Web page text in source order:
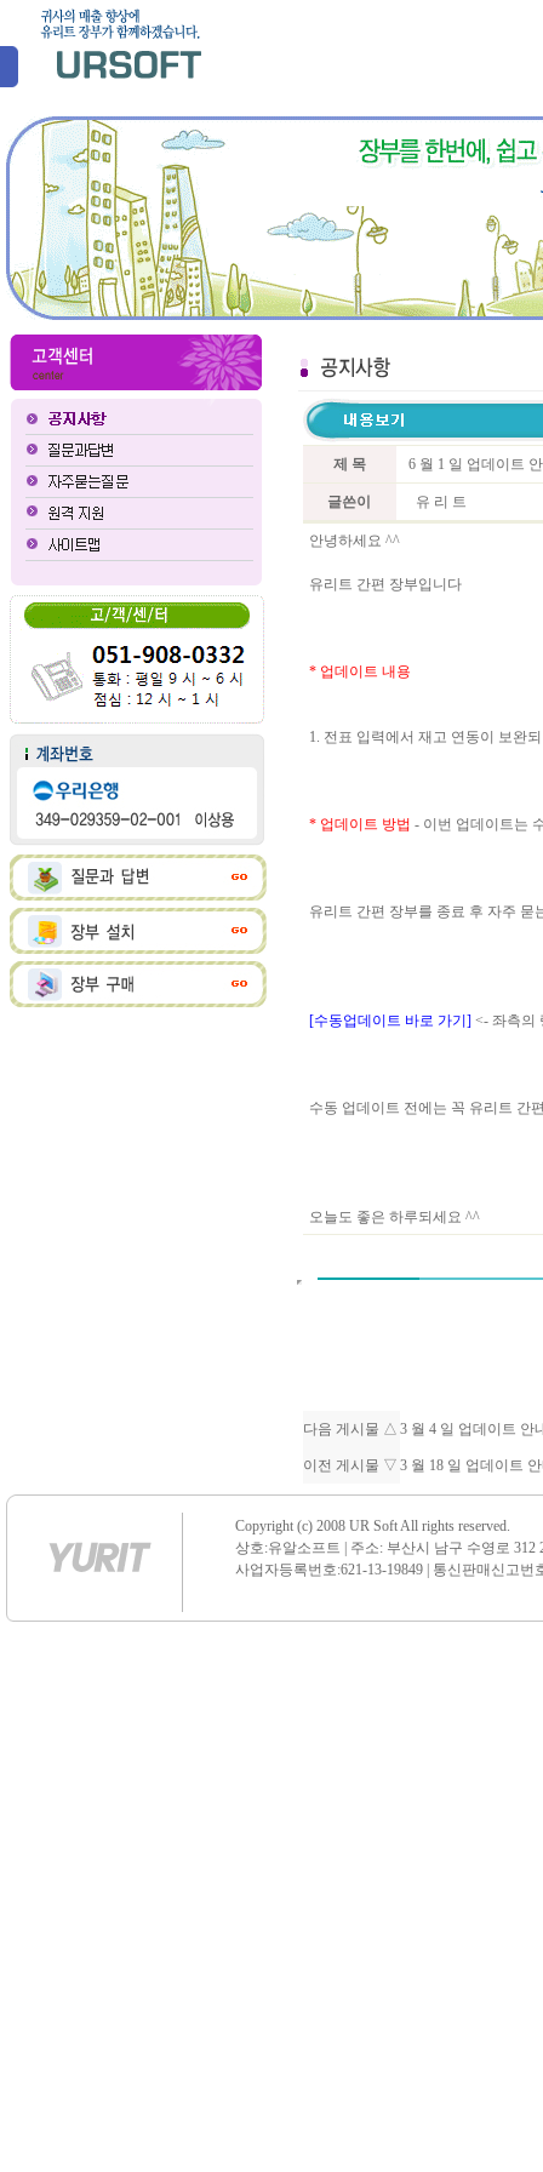
제 목 6 월 1 일 업데이트
글쓴이 유 리 트
안녕하세요 ^^
유리트 간편 장부입니다
* 업데이트 내용
1. 전표 입력에서 재고 연동이 보완
* 업데이트 방법 - 이번 업데이트는
유리트 간편 장부를 종료 후 자주
[수동업데이트 바로 가기] <- 좌측의
수동 업데이트 전에는 꼭 유리트 간
오늘도 좋은 하루되세요 ^^
다음 게시물 △ 3 월 4 일 업데이트 안
이전 게시물 ▽ 3 월 18 일 업데이트
Copyright (c) 2008 UR Soft All rights reserved.
상호:유알소프트 | 주소: 부산시 남구 수영로 312
사업자등록번호:621-13-19849 | 통신판매신고번